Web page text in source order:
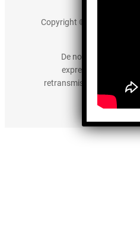
Copyright © 2025 somos-
De no existir previa
expresamente
retransmisión, edición y